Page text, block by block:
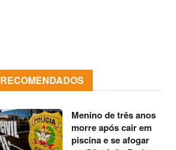
RECOMENDADOS
Menino de três anos
morre após cair em
piscina e se afogar